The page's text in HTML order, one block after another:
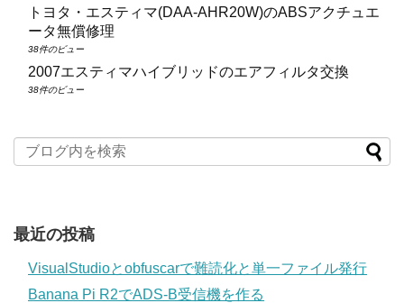
トヨタ・エスティマ(DAA‑AHR20W)のABSアクチュエ
ータ無償修理
38件のビュー
2007エスティマハイブリッドのエアフィルタ交換
38件のビュー
最近の投稿
VisualStudioとobfuscarで難読化と単一ファイル発行
Banana Pi R2でADS-B受信機を作る